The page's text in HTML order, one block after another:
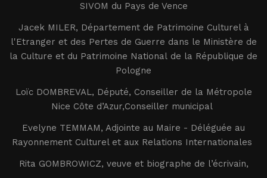
SIVOM du Pays de Vence
Jacek MILER, Département de Patrimoine Culturel à
l'Etranger et des Pertes de Guerre dans le Ministère de
la Culture et du Patrimoine National de la République de
Pologne
Loïc DOMBREVAL, Député, Conseiller de la Métropole
Nice Côte d’Azur,Conseiller municipal
Evelyne TEMMAM, Adjointe au Maire - Déléguée au
Rayonnement Culturel et aux Relations Internationales
Rita GOMBROWICZ, veuve et biographe de l’écrivain,